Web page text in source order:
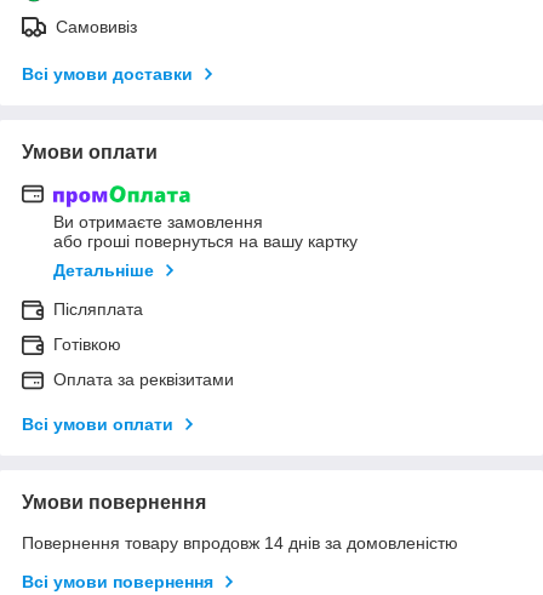
Самовивіз
Всі умови доставки
Умови оплати
Ви отримаєте замовлення
або гроші повернуться на вашу картку
Детальніше
Післяплата
Готівкою
Оплата за реквізитами
Всі умови оплати
Умови повернення
Повернення товару впродовж 14 днів за домовленістю
Всі умови повернення